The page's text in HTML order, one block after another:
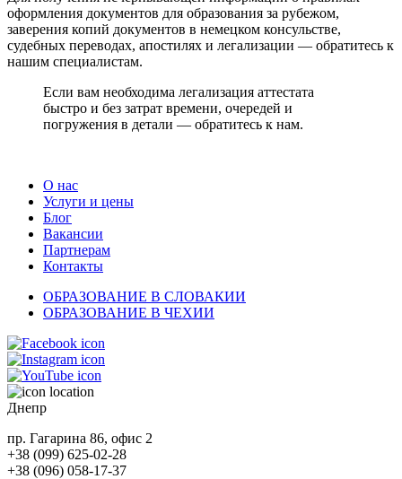
оформления документов для образования за рубежом,
заверения копий документов в немецком консульстве,
судебных переводах, апостилях и легализации — обратитесь к
нашим специалистам.
Если вам необходима легализация аттестата
быстро и без затрат времени, очередей и
погружения в детали — обратитесь к нам.
О нас
Услуги и цены
Блог
Вакансии
Партнерам
Контакты
ОБРАЗОВАНИЕ В СЛОВАКИИ
ОБРАЗОВАНИЕ В ЧЕХИИ
Днепр
пр. Гагарина 86, офис 2
+38 (099) 625-02-28
+38 (096) 058-17-37